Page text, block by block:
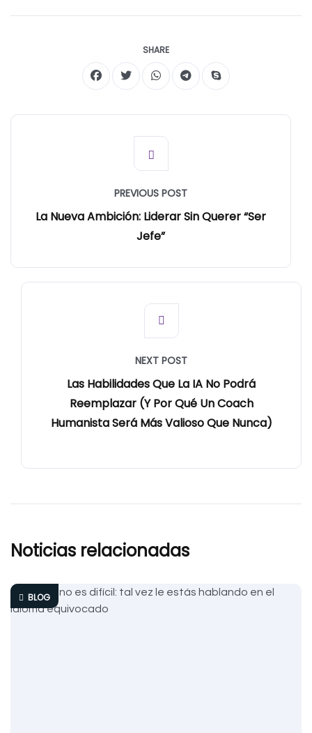
SHARE
PREVIOUS POST
La Nueva Ambición: Liderar Sin Querer “ser
Jefe”
NEXT POST
Las Habilidades Que La IA No Podrá
Reemplazar (y Por Qué Un Coach
Humanista Será Más Valioso Que Nunca)
Noticias relacionadas
BLOG